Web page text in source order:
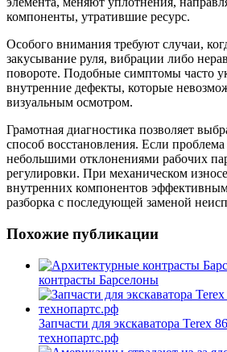
компоненты, утратившие ресурс.
Особого внимания требуют случаи,
закусывание руля, вибрации либо
повороте. Подобные симптомы часто
внутренние дефекты, которые
визуальным осмотром.
Грамотная диагностика позволяет
способ восстановления. Если
небольшими отклонениями рабочих
регулировки. При механическом
внутренних компонентов
разборка с последующей заменой
Похожие публикации
контрасты Барселоны
Запчасти для экскаватора Terex
технопартс.рф